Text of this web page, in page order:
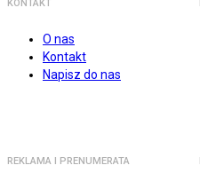
KONTAKT
O nas
Kontakt
Napisz do nas
REKLAMA I PRENUMERATA